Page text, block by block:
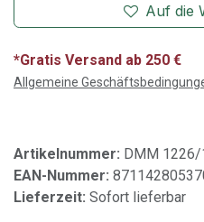
Auf die
*Gratis Versand ab 250 €
Allgemeine
Artikelnummer: DMM 1226/
EAN-Nummer:
Lieferzeit: Sofort lieferbar